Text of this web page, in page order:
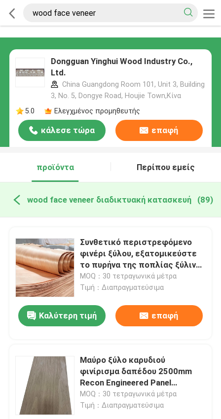
Dongguan Yinghui Wood Industry Co.,
Ltd.
China Guangdong Room 101, Unit 3, Building
3, No. 5, Dongye Road, Houjie Town,Κίνα
5.0
Ελεγχμένος προμηθευτής
κάλεσε τώρα επαφή
προϊόντα Περίπου εμείς
wood face veneer διαδικτυακή κατασκευή (89)
Συνθετικό περιστρεφόμενο
φινέρι ξύλου, εξατομικεύστε
το πυρήνα της ποπλίας ξύλινο
φινέρι προσώπου
MOQ：30 τετραγωνικά μέτρα
Τιμή：Διαπραγματεύσιμα
Καλύτερη τιμή επαφή
Μαύρο ξύλο καρυδιού
φινίρισμα δαπέδου 2500mm
Recon Engineered Panel
ανθεκτικό στην φθορά
MOQ：30 τετραγωνικά μέτρα
Τιμή：Διαπραγματεύσιμα